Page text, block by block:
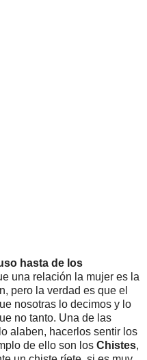
hasta de los
una relación la mujer es la
pero la verdad es que el
nosotras lo decimos y lo
no tanto. Una de las
alaben, hacerlos sentir los
de ello son los Chistes,